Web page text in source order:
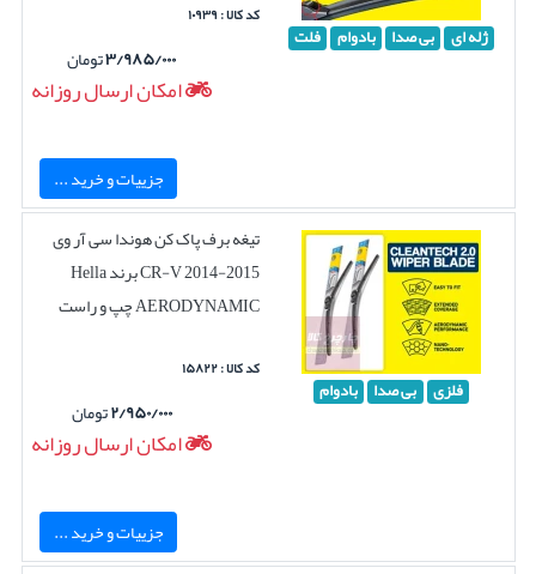
ژله ای بی صدا بادوام فلت
کد کالا : ۱۰۹۳۹
۳/۹۸۵/۰۰۰تومان
امکان ارسال روزانه
جزییات و خرید ...
فلزی بی صدا بادوام
تیغه برف پاک کن هوندا سی آر وی
CR-V 2014-2015 برند Hella
AERODYNAMIC چپ و راست
کد کالا : ۱۵۸۲۲
۲/۹۵۰/۰۰۰تومان
امکان ارسال روزانه
جزییات و خرید ...